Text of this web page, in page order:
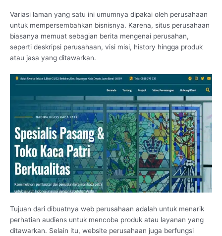
Variasi laman yang satu ini umumnya dipakai oleh perusahaan
untuk mempersembahkan bisnisnya. Karena, situs perusahaan
biasanya memuat sebagian berita mengenai perusahan,
seperti deskripsi perusahaan, visi misi, history hingga produk
atau jasa yang ditawarkan.
Tujuan dari dibuatnya web perusahaan adalah untuk menarik
perhatian audiens untuk mencoba produk atau layanan yang
ditawarkan. Selain itu, website perusahaan juga berfungsi